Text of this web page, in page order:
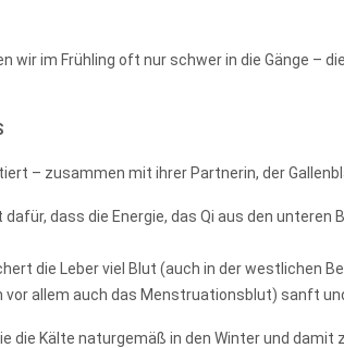
wir im Frühling oft nur schwer in die Gänge –
– zusammen mit ihrer Partnerin, der
dass die Energie, das Qi aus den
die Leber viel Blut (auch in der westlichen
allem auch das Menstruationsblut) sanft
die Kälte naturgemäß in den Winter und